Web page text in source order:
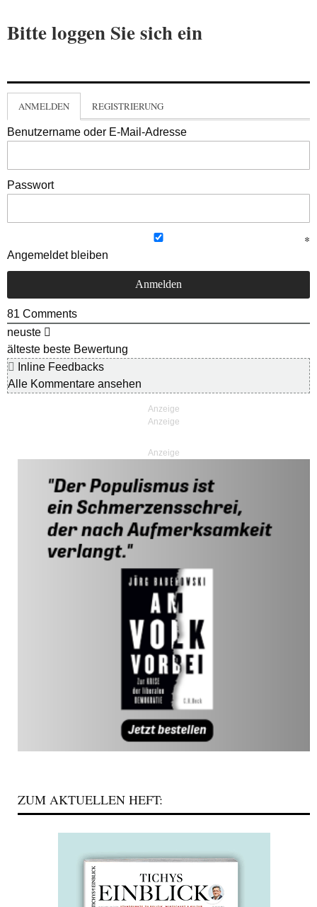
Bitte loggen Sie sich ein
ANMELDEN REGISTRIERUNG
Benutzername oder E-Mail-Adresse
Passwort
Angemeldet bleiben
81 Comments
neuste
älteste beste Bewertung
Inline Feedbacks
Alle Kommentare ansehen
Anzeige
ZUM AKTUELLEN HEFT: